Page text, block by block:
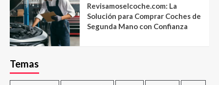
Revisamoselcoche.com: La
Solución para Comprar Coches de
Segunda Mano con Confianza
Temas